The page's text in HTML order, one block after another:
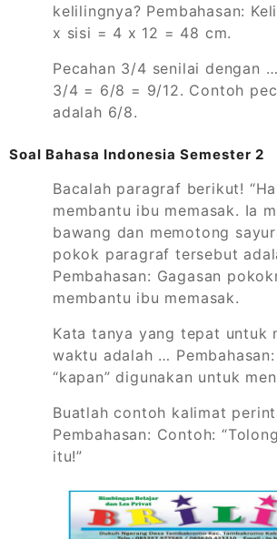
kelilingnya? Pembahasan:
x sisi = 4 x 12 = 48 cm.
Pecahan 3/4 senilai dengan
3/4 = 6/8 = 9/12. Contoh
adalah 6/8.
Soal Bahasa Indonesia Semester 2
Bacalah paragraf berikut!
membantu ibu memasak. Ia
bawang dan memotong
pokok paragraf tersebut
Pembahasan: Gagasan
membantu ibu memasak.
Kata tanya yang tepat untuk
waktu adalah …
“kapan” digunakan untuk
Buatlah contoh kalimat
Pembahasan: Contoh:
itu!”